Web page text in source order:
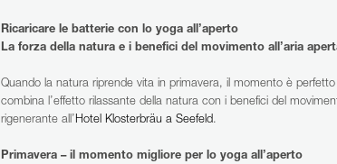
Ricaricare le batterie con lo yoga all’aperto
La forza della natura e i benefici del movimento all’aria
Quando la natura riprende vita in primavera, il momento è
combina l’effetto rilassante della natura con i benefici del
rigenerante all’ Hotel Klosterbräu a Seefeld.
Primavera – il momento migliore per lo yoga all’aperto